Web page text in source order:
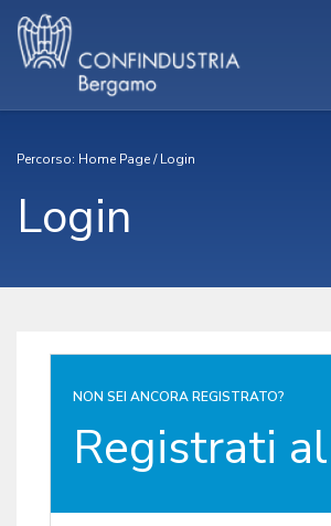
Percorso: Home Page/Login
Login
NON SEI ANCORA REGISTRATO?
Registrati